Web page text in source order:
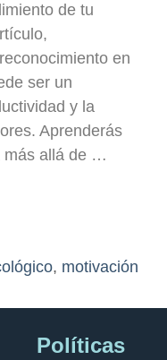
de tu
en
ser un
y la
Aprenderás
más allá de …
, motivación
Políticas